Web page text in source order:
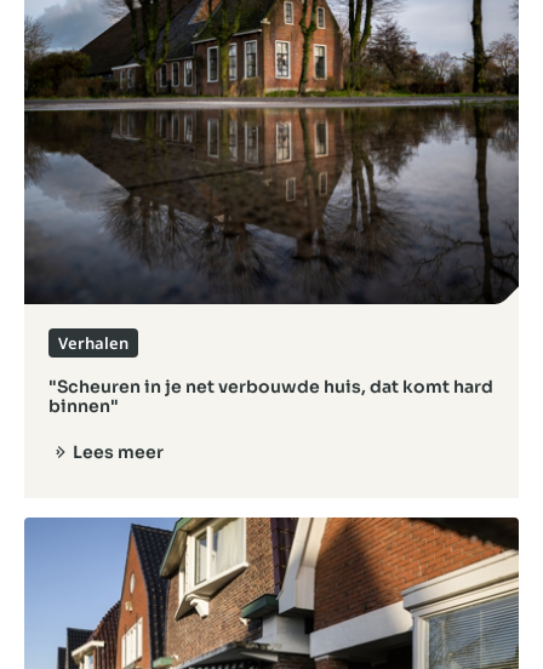
"Scheuren in je net verbouwde huis, dat komt hard
binnen"
Verhalen
Lees meer